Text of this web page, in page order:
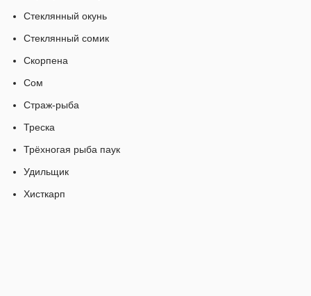
Стеклянный окунь
Стеклянный сомик
Скорпена
Сом
Страж-рыба
Треска
Трёхногая рыба паук
Удильщик
Хисткарп